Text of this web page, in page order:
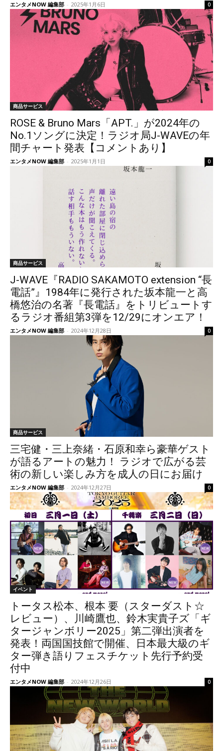
エンタメNOW 編集部 - 2025年1月6日 0
商品サービス
ROSE & Bruno Mars「APT.」が2024年の
No.1ソングに決定！ラジオ局J-WAVEの年
間チャート発表【コメントあり】
エンタメNOW 編集部 - 2025年1月1日 0
商品サービス
J-WAVE『RADIO SAKAMOTO extension “長
電話”』1984年に発行された坂本龍一と高
橋悠治の名著『長電話』をトリビュートす
るラジオ番組第3弾を12/29にオンエア！
エンタメNOW 編集部 - 2024年12月28日 0
商品サービス
三宅健・三上奈緒・石原和幸ら豪華ゲスト
が語るアートの魅力！ ラジオで広がる芸
術の新しい楽しみ方を成人の日にお届け
エンタメNOW 編集部 - 2024年12月27日 0
イベント
トータス松本、根本 要（スターダスト☆
レビュー）、川崎鷹也、鈴木実貴子ズ「ギ
タージャンボリー2025」第二弾出演者を
発表！両国国技館で開催、日本最大級のギ
ター弾き語りフェスチケット先行予約受
付中
エンタメNOW 編集部 - 2024年12月26日 0